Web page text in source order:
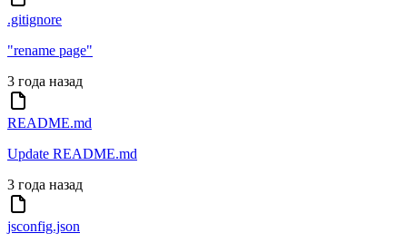
.gitignore
"rename page"
3 года назад
README.md
Update README.md
3 года назад
jsconfig.json